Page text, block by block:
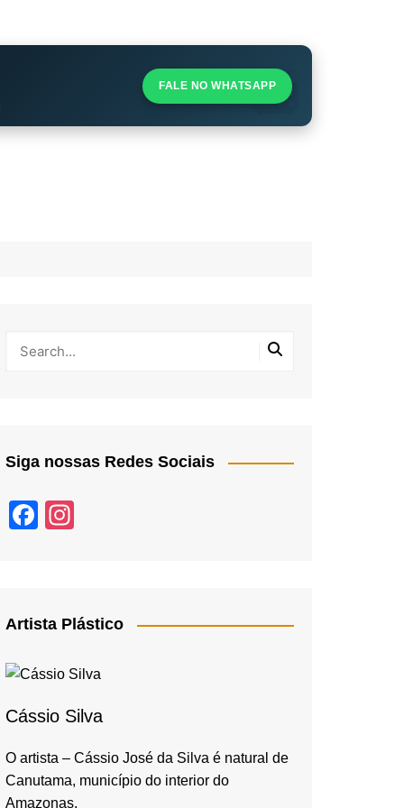
FALE NO WHATSAPP
Siga nossas Redes Sociais
F
b
o
k
a
Artista Plástico
Cássio Silva
O artista – Cássio José da Silva é natural de
Canutama, município do interior do
Amazonas,